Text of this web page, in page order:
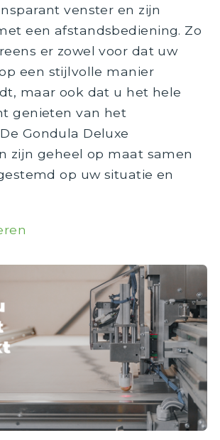
venster en zijn
een afstandsbediening. Zo
er zowel voor dat uw
een stijlvolle manier
maar ook dat u het hele
genieten van het
Gondula Deluxe
zijn geheel op maat samen
op uw situatie en